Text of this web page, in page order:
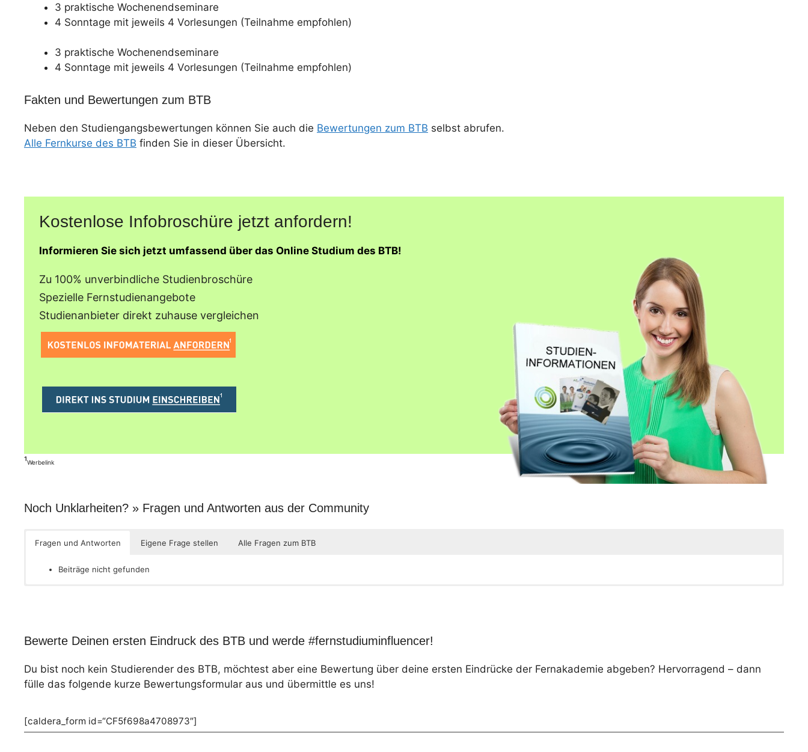
3 praktische Wochenendseminare
4 Sonntage mit jeweils 4 Vorlesungen (Teilnahme empfohlen)
3 praktische Wochenendseminare
4 Sonntage mit jeweils 4 Vorlesungen (Teilnahme empfohlen)
Fakten und Bewertungen zum BTB
Neben den Studiengangsbewertungen können Sie auch die Bewertungen zum BTB selbst abrufen.
Alle Fernkurse des BTB finden Sie in dieser Übersicht.
Kostenlose Infobroschüre jetzt anfordern!
Informieren Sie sich jetzt umfassend über das Online Studium des BTB!
Zu 100% unverbindliche Studienbroschüre
Spezielle Fernstudienangebote
Studienanbieter direkt zuhause vergleichen
¹Werbelink
Noch Unklarheiten? » Fragen und Antworten aus der Community
Fragen und Antworten Eigene Frage stellen Alle Fragen zum BTB
Beiträge nicht gefunden
Bewerte Deinen ersten Eindruck des BTB und werde #fernstudiuminfluencer!
Du bist noch kein Studierender des BTB, möchtest aber eine Bewertung über deine ersten Eindrücke der Fernakademie abgeben? Hervorragend – dann
fülle das folgende kurze Bewertungsformular aus und übermittle es uns!
[caldera_form id=“CF5f698a4708973″]